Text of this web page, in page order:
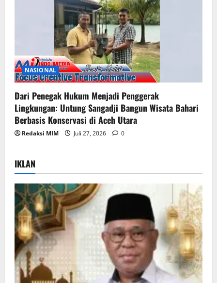
NASIONAL
Dari Penegak Hukum Menjadi Penggerak
Lingkungan: Untung Sangadji Bangun Wisata Bahari
Berbasis Konservasi di Aceh Utara
Redaksi MIM Juli 27, 2026 0
IKLAN